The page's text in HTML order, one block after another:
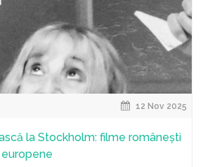
12 Nov 2025
la Stockholm: filme românești